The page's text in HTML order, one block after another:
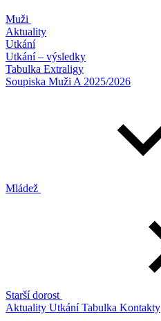
Muži
Aktuality
Utkání
Utkání – výsledky
Tabulka Extraligy
Soupiska Muži A 2025/2026
Mládež
Starší dorost
Aktuality UtkáníTabulka Kontakty